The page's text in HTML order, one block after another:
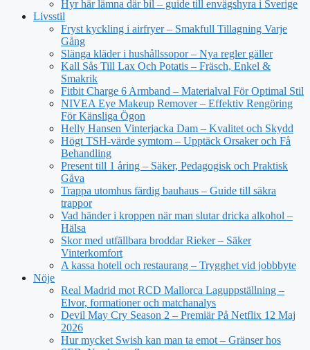
Hyr här lämna där bil – guide till envägshyra i Sverige
Livsstil
Fryst kyckling i airfryer – Smakfull Tillagning Varje
Gång
Slänga kläder i hushållssopor – Nya regler gäller
Kall Sås Till Lax Och Potatis – Fräsch, Enkel &
Smakrik
Fitbit Charge 6 Armband – Materialval För Optimal Stil
NIVEA Eye Makeup Remover – Effektiv Rengöring
För Känsliga Ögon
Helly Hansen Vinterjacka Dam – Kvalitet och Skydd
Högt TSH-värde symtom – Upptäck Orsaker och Få
Behandling
Present till 1 åring – Säker, Pedagogisk och Praktisk
Gåva
Trappa utomhus färdig bauhaus – Guide till säkra
trappor
Vad händer i kroppen när man slutar dricka alkohol –
Hälsa
Skor med utfällbara broddar Rieker – Säker
Vinterkomfort
A kassa hotell och restaurang – Trygghet vid jobbbyte
Nöje
Real Madrid mot RCD Mallorca Laguppställning –
Elvor, formationer och matchanalys
Devil May Cry Season 2 – Premiär På Netflix 12 Maj
2026
Hur mycket Swish kan man ta emot – Gränser hos